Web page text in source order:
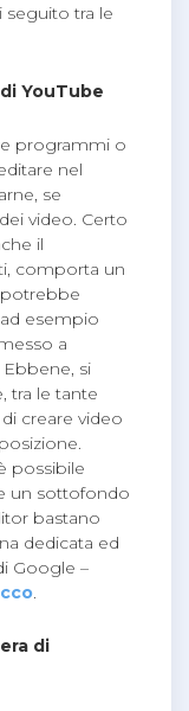
seguito tra le
YouTube
programmi o
nel
se
video. Certo
il
comporta un
esempio
a
si
tra le tante
creare video
possibile
un sottofondo
bastano
dedicata ed
Google –
.
di